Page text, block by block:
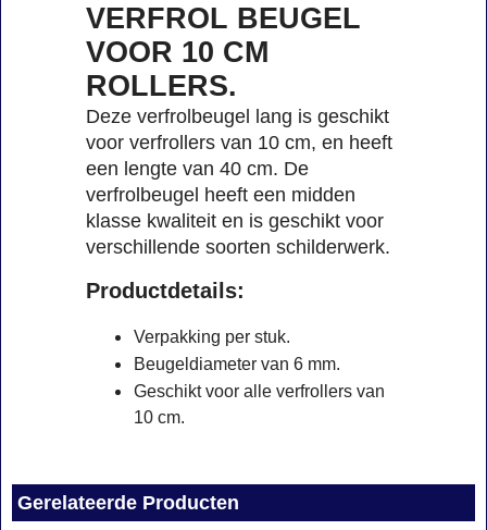
VERFROL BEUGEL
VOOR 10 CM
ROLLERS.
Deze verfrolbeugel lang is geschikt
voor verfrollers van 10 cm, en heeft
een lengte van 40 cm. De
verfrolbeugel heeft een midden
klasse kwaliteit en is geschikt voor
verschillende soorten schilderwerk.
Productdetails:
Verpakking per stuk.
Beugeldiameter van 6 mm.
Geschikt voor alle verfrollers van
10 cm.
Gerelateerde Producten